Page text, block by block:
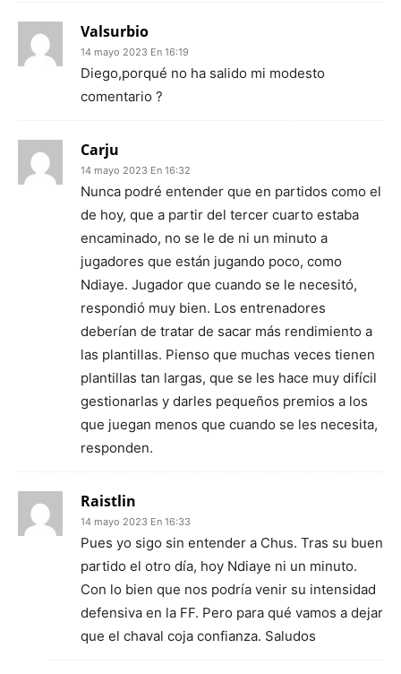
Valsurbio
14 mayo 2023 En 16:19
Diego,porqué no ha salido mi modesto
comentario ?
Carju
14 mayo 2023 En 16:32
Nunca podré entender que en partidos como el
de hoy, que a partir del tercer cuarto estaba
encaminado, no se le de ni un minuto a
jugadores que están jugando poco, como
Ndiaye. Jugador que cuando se le necesitó,
respondió muy bien. Los entrenadores
deberían de tratar de sacar más rendimiento a
las plantillas. Pienso que muchas veces tienen
plantillas tan largas, que se les hace muy difícil
gestionarlas y darles pequeños premios a los
que juegan menos que cuando se les necesita,
responden.
Raistlin
14 mayo 2023 En 16:33
Pues yo sigo sin entender a Chus. Tras su buen
partido el otro día, hoy Ndiaye ni un minuto.
Con lo bien que nos podría venir su intensidad
defensiva en la FF. Pero para qué vamos a dejar
que el chaval coja confianza. Saludos